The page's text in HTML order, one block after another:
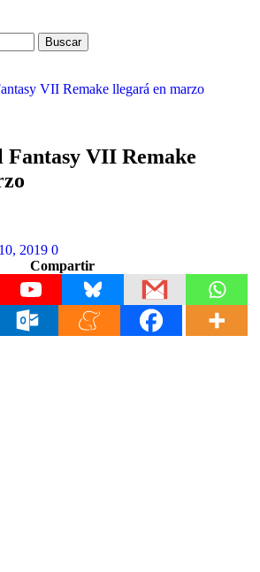
Buscar
VII Remake llegará en marzo
Fantasy VII Remake
2019 0
Compartir